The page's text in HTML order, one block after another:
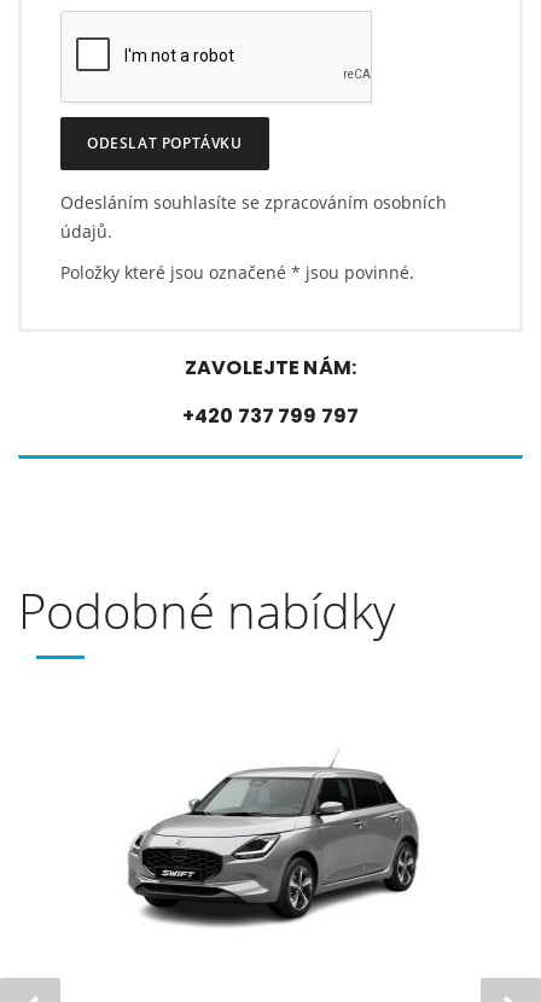
ODESLAT POPTÁVKU
Odesláním souhlasíte se zpracováním osobních
údajů.
Položky které jsou označené * jsou povinné.
ZAVOLEJTE NÁM:
+420 737 799 797
Podobné nabídky